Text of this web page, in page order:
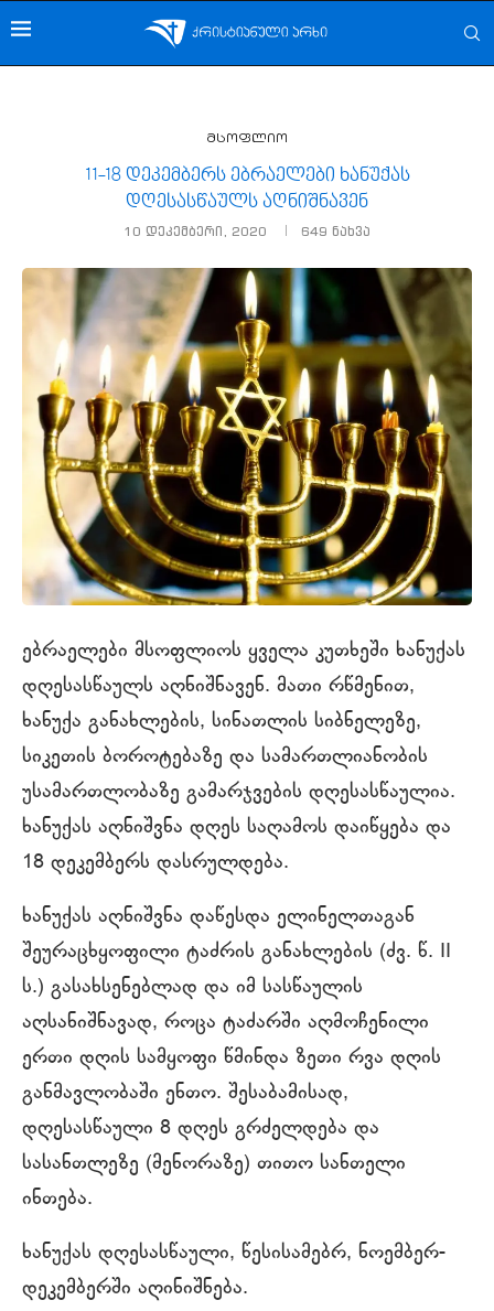
მსოფლიო
11-18 დეკემბერს ებრაელები ხანუქას
დღესასწაულს აღნიშნავენ
10 დეკემბერი, 2020 649 ნახვა
ებრაელები მსოფლიოს ყველა კუთხეში ხანუქას
დღესასწაულს აღნიშნავენ. მათი რწმენით,
ხანუქა განახლების, სინათლის სიბნელეზე,
სიკეთის ბოროტებაზე და სამართლიანობის
უსამართლობაზე გამარჯვების დღესასწაულია.
ხანუქას აღნიშვნა დღეს საღამოს დაიწყება და
18 დეკემბერს დასრულდება.
ხანუქას აღნიშვნა დაწესდა ელინელთაგან
შეურაცხყოფილი ტაძრის განახლების (ძვ. წ. II
ს.) გასახსენებლად და იმ სასწაულის
აღსანიშნავად, როცა ტაძარში აღმოჩენილი
ერთი დღის სამყოფი წმინდა ზეთი რვა დღის
განმავლობაში ენთო. შესაბამისად,
დღესასწაული 8 დღეს გრძელდება და
სასანთლეზე (მენორაზე) თითო სანთელი
ინთება.
ხანუქას დღესასწაული, წესისამებრ, ნოემბერ-
დეკემბერში აღინიშნება.